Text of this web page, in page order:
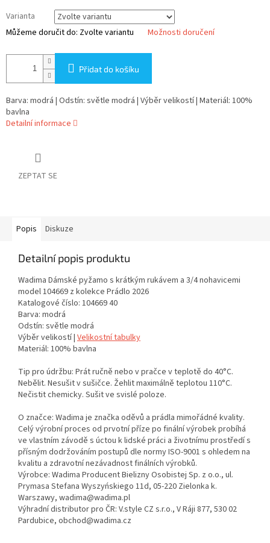
Varianta
Můžeme doručit do: Zvolte variantu Možnosti doručení
Přidat do košíku
Barva: modrá | Odstín: světle modrá | Výběr velikostí | Materiál: 100%
bavlna
Detailní informace
ZEPTAT SE
Popis Diskuze
Detailní popis produktu
Wadima Dámské pyžamo s krátkým rukávem a 3/4 nohavicemi
model 104669 z kolekce Prádlo 2026
Katalogové číslo: 104669 40
Barva: modrá
Odstín: světle modrá
Výběr velikostí | Velikostní tabulky
Materiál: 100% bavlna
Tip pro údržbu: Prát ručně nebo v pračce v teplotě do 40°C.
Nebělit. Nesušit v sušičce. Žehlit maximálně teplotou 110°C.
Nečistit chemicky. Sušit ve svislé poloze.
O značce: Wadima je značka oděvů a prádla mimořádné kvality.
Celý výrobní proces od prvotní příze po finální výrobek probíhá
ve vlastním závodě s úctou k lidské práci a životnímu prostředí s
přísným dodržováním postupů dle normy ISO-9001 s ohledem na
kvalitu a zdravotní nezávadnost finálních výrobků.
Výrobce: Wadima Producent Bielizny Osobistej Sp. z o.o., ul.
Prymasa Stefana Wyszyńskiego 11d, 05-220 Zielonka k.
Warszawy, wadima@wadima.pl
Výhradní distributor pro ČR: V.style CZ s.r.o., V Ráji 877, 530 02
Pardubice, obchod@wadima.cz